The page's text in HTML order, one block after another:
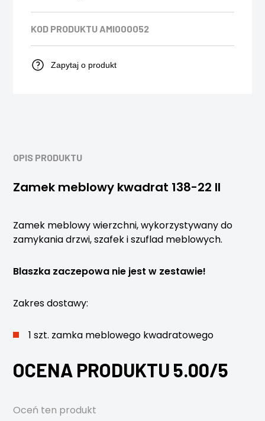
KOD PRODUKTU AMI000052
Zapytaj o produkt
OPIS PRODUKTU
Zamek meblowy kwadrat 138-22 II
Zamek meblowy wierzchni, wykorzystywany do
zamykania drzwi, szafek i szuflad meblowych.
Blaszka zaczepowa nie jest w zestawie!
Zakres dostawy:
1 szt. zamka meblowego kwadratowego
OCENA PRODUKTU 5.00/5
Oceń ten produkt